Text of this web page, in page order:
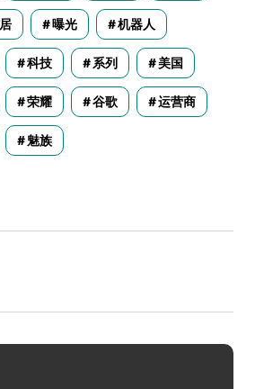
曝光 机器人
科技 系列 美国
荣耀 谷歌 运营商
魅族